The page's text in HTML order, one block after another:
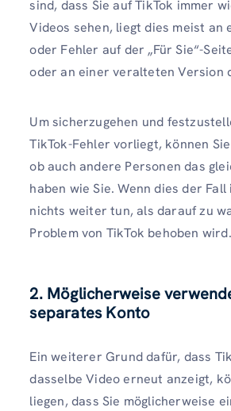
sind, dass Sie auf TikTok immer
Videos sehen, liegt dies meist an
oder Fehler auf der „Für Sie“-
oder an einer veralteten Version
Um sicherzugehen und
TikTok-Fehler vorliegt, können
ob auch andere Personen das
haben wie Sie. Wenn dies der
nichts weiter tun, als darauf zu
Problem von TikTok behoben wird.
2. Möglicherweise
separates Konto
Ein weiterer Grund dafür, dass
dasselbe Video erneut anzeigt,
liegen, dass Sie möglicherweise